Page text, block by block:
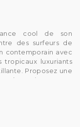
cool de son
des surfeurs de
contemporain avec
tropicaux luxuriants
Proposez une
deux niveaux. Les
fermés par des